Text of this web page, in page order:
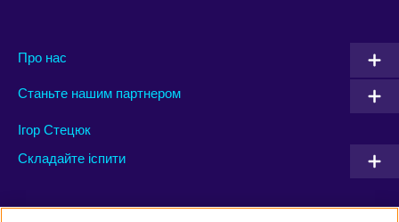
Про нас
Станьте нашим партнером
Ігор Стецюк
Складайте іспити
Connect with us